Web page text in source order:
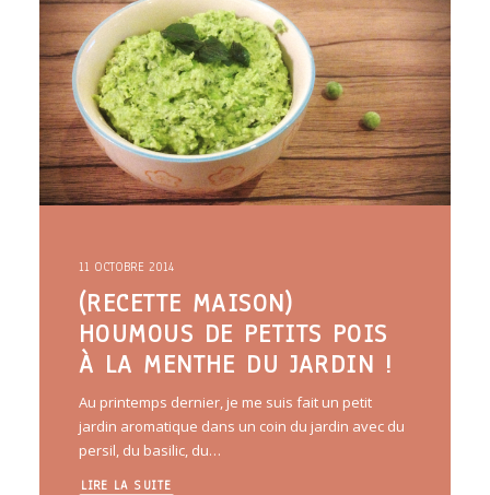
ARTICLES
YOGA
faire le quiz
Recherche
Panier
11 OCTOBRE 2014
(RECETTE MAISON)
HOUMOUS DE PETITS POIS
À LA MENTHE DU JARDIN !
Au printemps dernier, je me suis fait un petit
jardin aromatique dans un coin du jardin avec du
persil, du basilic, du…
LIRE LA SUITE